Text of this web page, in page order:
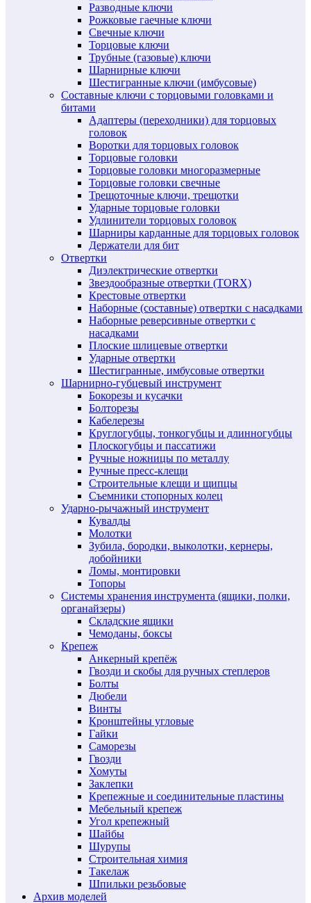
Разводные ключи
Рожковые гаечные ключи
Свечные ключи
Торцовые ключи
Трубные (газовые) ключи
Шарнирные ключи
Шестигранные ключи (имбусовые)
Составные ключи с торцовыми головками и
битами
Адаптеры (переходники) для торцовых
головок
Воротки для торцовых головок
Торцовые головки
Торцовые головки многоразмерные
Торцовые головки свечные
Трещоточные ключи, трещотки
Ударные торцовые головки
Удлинители торцовых головок
Шарниры карданные для торцовых головок
Держатели для бит
Отвертки
Диэлектрические отвертки
Звездообразные отвертки (TORX)
Крестовые отвертки
Наборные (составные) отвертки с насадками
Наборные реверсивные отвертки с
насадками
Плоские шлицевые отвертки
Ударные отвертки
Шестигранные, имбусовые отвертки
Шарнирно-губцевый инструмент
Бокорезы и кусачки
Болторезы
Кабелерезы
Круглогубцы, тонкогубцы и длинногубцы
Плоскогубцы и пассатижи
Ручные ножницы по металлу
Ручные пресс-клещи
Строительные клещи и щипцы
Съемники стопорных колец
Ударно-рычажный инструмент
Кувалды
Молотки
Зубила, бородки, выколотки, кернеры,
добойники
Ломы, монтировки
Топоры
Системы хранения инструмента (ящики, полки,
органайзеры)
Складские ящики
Чемоданы, боксы
Крепеж
Анкерный крепёж
Гвозди и скобы для ручных степлеров
Болты
Дюбели
Винты
Кронштейны угловые
Гайки
Саморезы
Гвозди
Хомуты
Заклепки
Крепежные и соединительные пластины
Мебельный крепеж
Угол крепежный
Шайбы
Шурупы
Строительная химия
Такелаж
Шпильки резьбовые
Архив моделей